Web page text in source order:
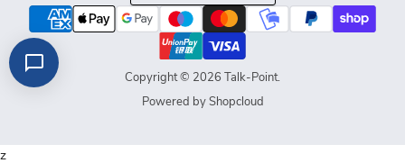
Copyright © 2026 Talk-Point.
Powered by Shopcloud
z